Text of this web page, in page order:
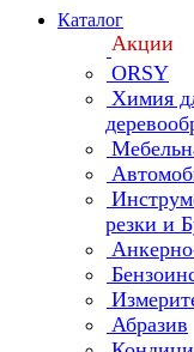
Каталог
Акции
ORSY
Химия
резки и
Абразив